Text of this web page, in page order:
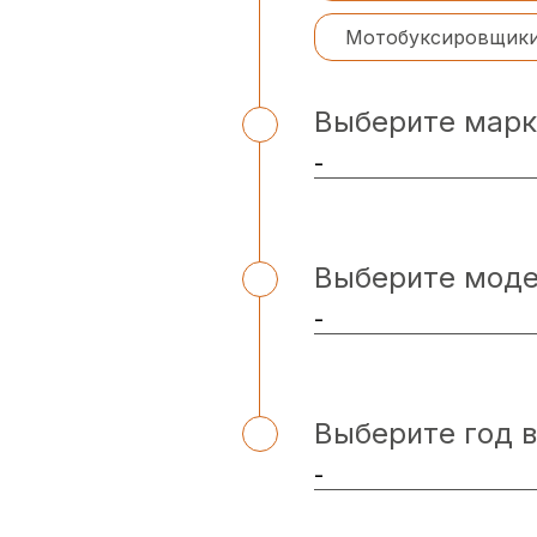
Выберите
Выберите
Выберите год